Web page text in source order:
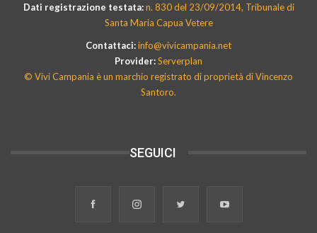
Dati registrazione testata:n. 830 del 23/09/2014, Tribunale di
Santa Maria Capua Vetere
Contattaci:info@vivicampania.net
Provider:Serverplan
© Vivi Campania è un marchio registrato di proprietà di Vincenzo
Santoro.
SEGUICI